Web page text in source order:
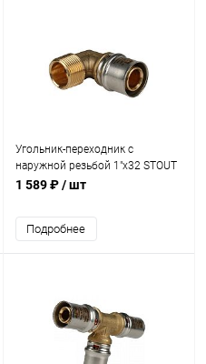
Угольник-переходник с
наружной резьбой 1"х32 STOUT
пресс
1 589 ₽/ шт
Подробнее